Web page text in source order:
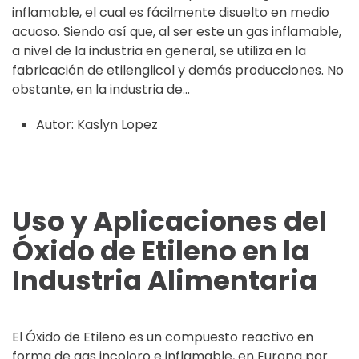
inflamable, el cual es fácilmente disuelto en medio
acuoso. Siendo así que, al ser este un gas inflamable,
a nivel de la industria en general, se utiliza en la
fabricación de etilenglicol y demás producciones. No
obstante, en la industria de...
Autor: Kaslyn Lopez
Uso y Aplicaciones del
Óxido de Etileno en la
Industria Alimentaria
El Óxido de Etileno es un compuesto reactivo en